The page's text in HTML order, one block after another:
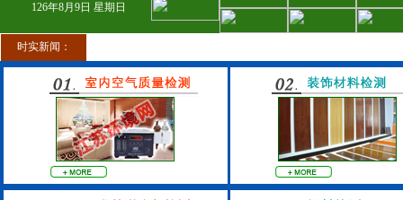
126年8月 9日 星期日
时实新闻：